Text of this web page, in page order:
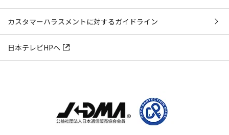
カスタマーハラスメントに対するガイドライン
日本テレビHPへ